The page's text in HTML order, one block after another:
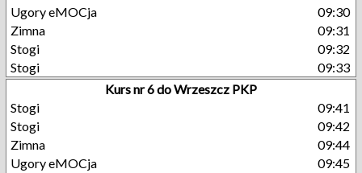
Ugory eMOCja
09:30
Zimna
09:31
Stogi
09:32
Stogi
09:33
Kurs nr 6 do Wrzeszcz PKP
Stogi
09:41
Stogi
09:42
Zimna
09:44
Ugory eMOCja
09:45